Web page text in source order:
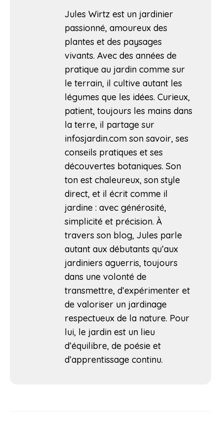
Jules Wirtz est un jardinier
passionné, amoureux des
plantes et des paysages
vivants. Avec des années de
pratique au jardin comme sur
le terrain, il cultive autant les
légumes que les idées. Curieux,
patient, toujours les mains dans
la terre, il partage sur
infosjardin.com son savoir, ses
conseils pratiques et ses
découvertes botaniques. Son
ton est chaleureux, son style
direct, et il écrit comme il
jardine : avec générosité,
simplicité et précision. À
travers son blog, Jules parle
autant aux débutants qu’aux
jardiniers aguerris, toujours
dans une volonté de
transmettre, d’expérimenter et
de valoriser un jardinage
respectueux de la nature. Pour
lui, le jardin est un lieu
d’équilibre, de poésie et
d’apprentissage continu.